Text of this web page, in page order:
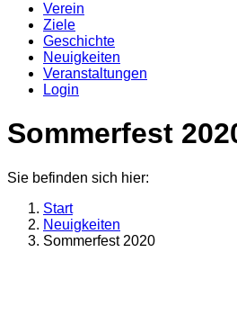
Verein
Ziele
Geschichte
Neuigkeiten
Veranstaltungen
Login
Sommerfest
Sie befinden sich hier:
Start
Neuigkeiten
Sommerfest 2020